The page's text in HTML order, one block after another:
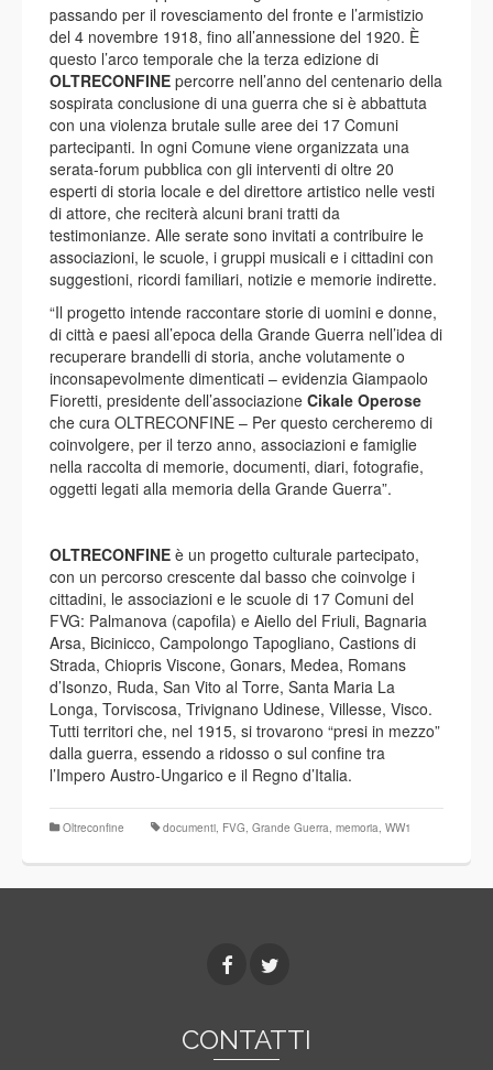
passando per il rovesciamento del fronte e l’armistizio
del 4 novembre 1918, fino all’annessione del 1920. È
questo l’arco temporale che la terza edizione di
OLTRECONFINE percorre nell’anno del centenario della
sospirata conclusione di una guerra che si è abbattuta
con una violenza brutale sulle aree dei 17 Comuni
partecipanti. In ogni Comune viene organizzata una
serata-forum pubblica con gli interventi di oltre 20
esperti di storia locale e del direttore artistico nelle vesti
di attore, che reciterà alcuni brani tratti da
testimonianze. Alle serate sono invitati a contribuire le
associazioni, le scuole, i gruppi musicali e i cittadini con
suggestioni, ricordi familiari, notizie e memorie indirette.
“Il progetto intende raccontare storie di uomini e donne,
di città e paesi all’epoca della Grande Guerra nell’idea di
recuperare brandelli di storia, anche volutamente o
inconsapevolmente dimenticati – evidenzia Giampaolo
Fioretti, presidente dell’associazione Cikale Operose
che cura OLTRECONFINE – Per questo cercheremo di
coinvolgere, per il terzo anno, associazioni e famiglie
nella raccolta di memorie, documenti, diari, fotografie,
oggetti legati alla memoria della Grande Guerra”.
OLTRECONFINE è un progetto culturale partecipato,
con un percorso crescente dal basso che coinvolge i
cittadini, le associazioni e le scuole di 17 Comuni del
FVG: Palmanova (capofila) e Aiello del Friuli, Bagnaria
Arsa, Bicinicco, Campolongo Tapogliano, Castions di
Strada, Chiopris Viscone, Gonars, Medea, Romans
d’Isonzo, Ruda, San Vito al Torre, Santa Maria La
Longa, Torviscosa, Trivignano Udinese, Villesse, Visco.
Tutti territori che, nel 1915, si trovarono “presi in mezzo”
dalla guerra, essendo a ridosso o sul confine tra
l’Impero Austro-Ungarico e il Regno d’Italia.
Oltreconfine documenti, FVG, Grande Guerra, memoria, WW1
CONTATTI